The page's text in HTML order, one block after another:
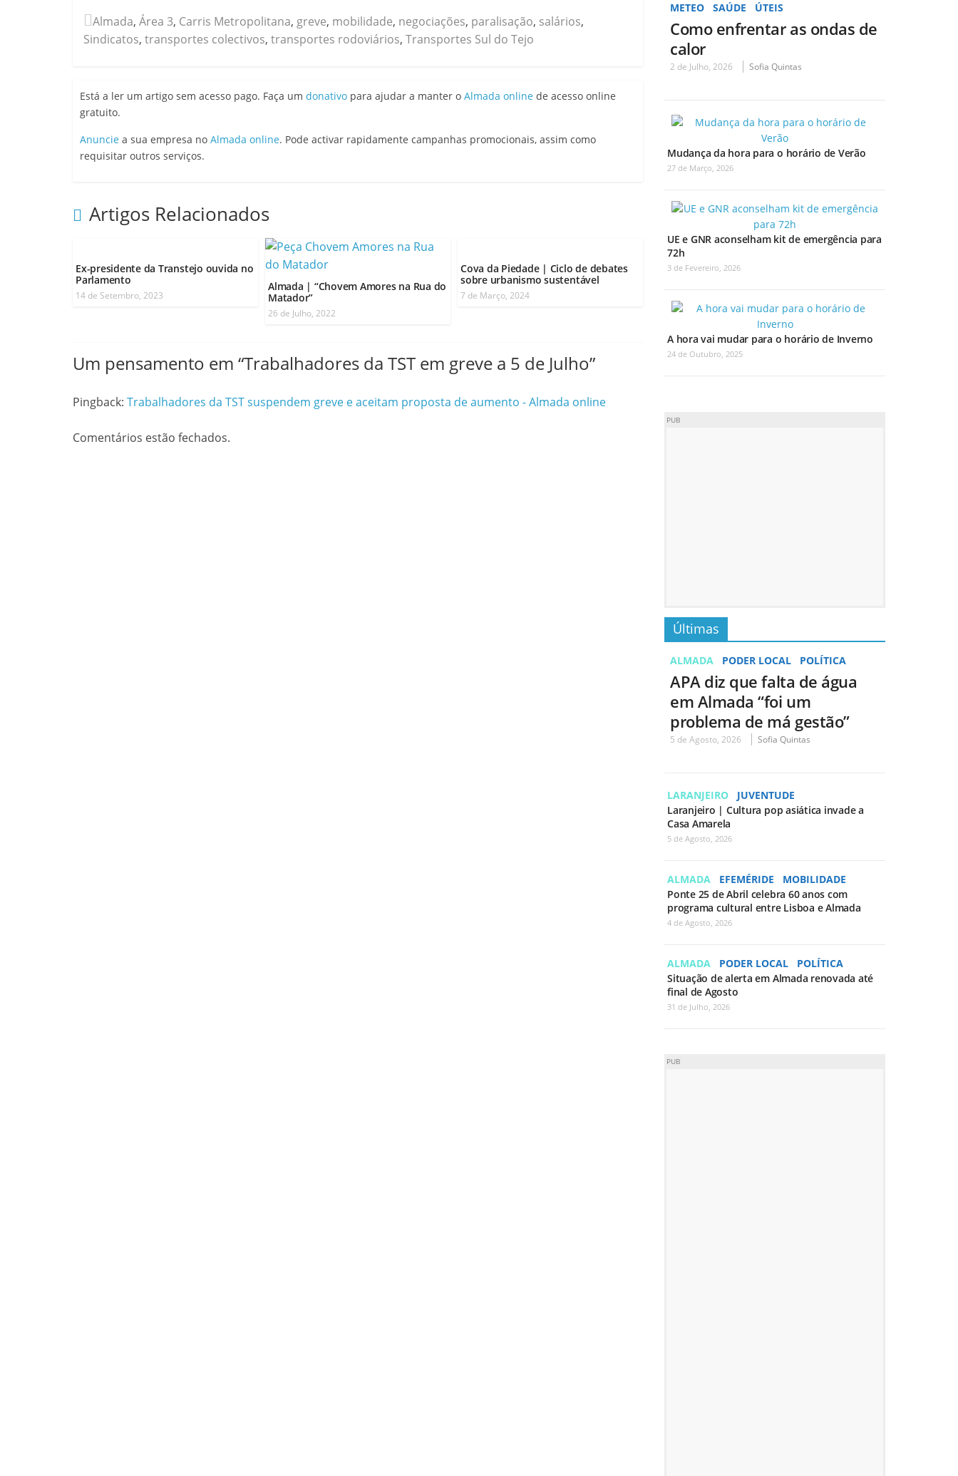
Almada, Área 3, Carris Metropolitana, greve, mobilidade, negociações, paralisação, salários,
Sindicatos, transportes colectivos, transportes rodoviários, Transportes Sul do Tejo
Está a ler um artigo sem acesso pago. Faça um donativo para ajudar a manter o Almada online de acesso online
gratuito.
Anuncie a sua empresa no Almada online. Pode activar rapidamente campanhas promocionais, assim como
requisitar outros serviços.
Artigos Relacionados
Ex-presidente da Transtejo ouvida no
Parlamento
14 de Setembro, 2023
Almada | “Chovem Amores na Rua do
Matador”
26 de Julho, 2022
Cova da Piedade | Ciclo de debates
sobre urbanismo sustentável
7 de Março, 2024
Um pensamento em “Trabalhadores da TST em greve a 5 de Julho”
Pingback: Trabalhadores da TST suspendem greve e aceitam proposta de aumento - Almada online
Comentários estão fechados.
METEO SAÚDE ÚTEIS
Como enfrentar as ondas de
calor
2 de Julho, 2026 Sofia Quintas
Mudança da hora para o horário de Verão
27 de Março, 2026
UE e GNR aconselham kit de emergência para
72h
3 de Fevereiro, 2026
A hora vai mudar para o horário de Inverno
24 de Outubro, 2025
PUB
Últimas
ALMADA PODER LOCAL POLÍTICA
APA diz que falta de água
em Almada “foi um
problema de má gestão”
5 de Agosto, 2026 Sofia Quintas
LARANJEIRO
JUVENTUDE
Laranjeiro | Cultura pop asiática invade a
Casa Amarela
5 de Agosto, 2026
ALMADA EFEMÉRIDE
MOBILIDADE
Ponte 25 de Abril celebra 60 anos com
programa cultural entre Lisboa e Almada
4 de Agosto, 2026
ALMADA PODER LOCAL
POLÍTICA
Situação de alerta em Almada renovada até
final de Agosto
31 de Julho, 2026
PUB